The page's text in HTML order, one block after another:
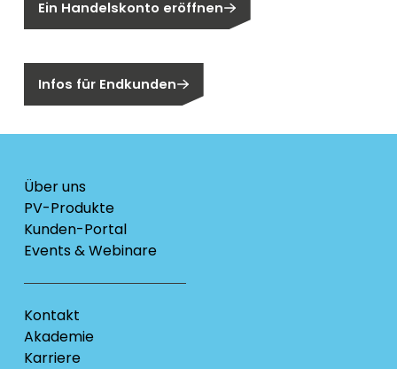
Ein Handelskonto eröffnen
Infos für Endkunden
Über uns
PV-Produkte
Kunden-Portal
Events & Webinare
Kontakt
Akademie
Karriere